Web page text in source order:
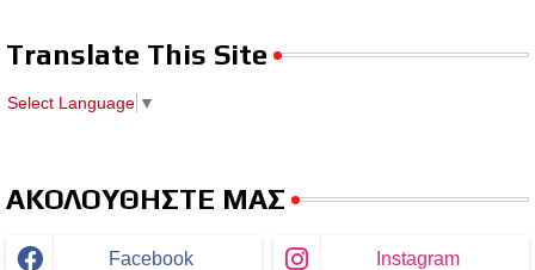
Translate This Site
Select Language ▼
ΑΚΟΛΟΥΘΗΣΤΕ ΜΑΣ
Facebook Instagram